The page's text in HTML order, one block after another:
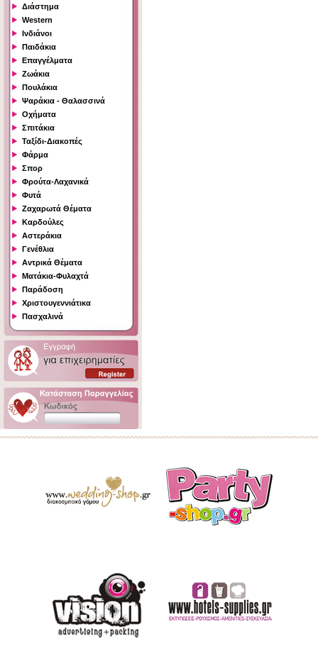
Διάστημα
Western
Ινδιάνοι
Παιδάκια
Επαγγέλματα
Ζωάκια
Πουλάκια
Ψαράκια - Θαλασσινά
Οχήματα
Σπιτάκια
Ταξίδι-Διακοπές
Φάρμα
Σπορ
Φρούτα-Λαχανικά
Φυτά
Ζαχαρωτά Θέματα
Καρδούλες
Αστεράκια
Γενέθλια
Αντρικά Θέματα
Ματάκια-Φυλαχτά
Παράδοση
Χριστουγεννιάτικα
Πασχαλινά